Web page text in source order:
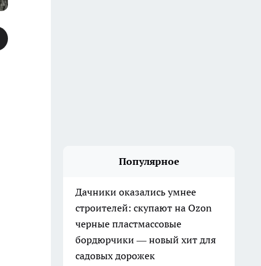
Популярное
Дачники оказались умнее
строителей: скупают на Ozon
черные пластмассовые
бордюрчики — новый хит для
садовых дорожек